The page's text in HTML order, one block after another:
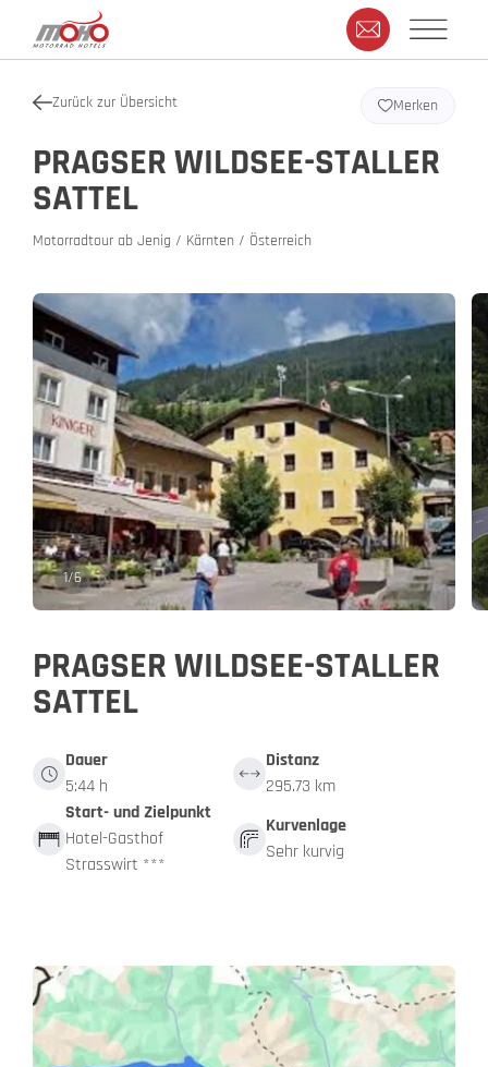
Zurück zur Übersicht
PRAGSER WILDSEE-STALLER
SATTEL
Motorradtour ab Jenig / Kärnten / Österreich
Merken
1/6
PRAGSER WILDSEE-STALLER
SATTEL
Dauer
5:44 h
Distanz
295.73 km
Start- und Zielpunkt
Hotel-Gasthof
Strasswirt ***
Kurvenlage
Sehr kurvig